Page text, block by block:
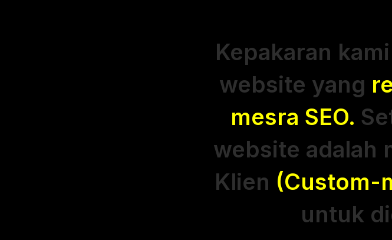
Kepakaran
website yang
mesra SEO.
website adalah
Klien (Custom-
untuk